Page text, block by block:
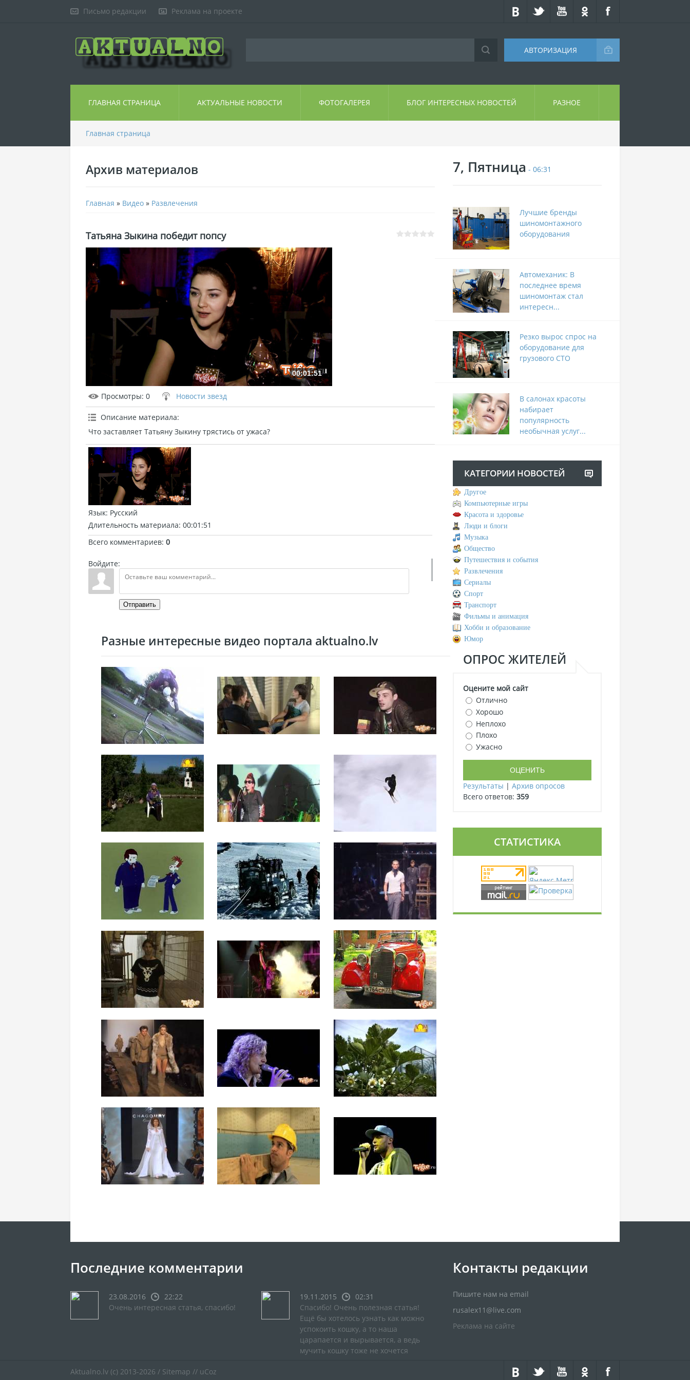
Письмо редакции Реклама на проекте
АВТОРИЗАЦИЯ
ГЛАВНАЯ СТРАНИЦА АКТУАЛЬНЫЕ НОВОСТИ ФОТОГАЛЕРЕЯ БЛОГ ИНТЕРЕСНЫХ НОВОСТЕЙ РАЗНОЕ
Главная страница
Архив материалов
Главная » Видео » Развлечения
Татьяна Зыкина победит попсу
00:01:51
Просмотры: 0 Новости звезд
Описание материала:
Что заставляет Татьяну Зыкину трястись от ужаса?
Язык: Русский
Длительность материала: 00:01:51
Всего комментариев: 0
Войдите:
Отправить
Разные интересные видео портала aktualno.lv
7, Пятница - 06:31
Лучшие бренды
шиномонтажного
оборудования
Автомеханик: В
последнее время
шиномонтаж стал
интересн...
Резко вырос спрос на
оборудование для
грузового СТО
В салонах красоты
набирает
популярность
необычная услуг...
КАТЕГОРИИ НОВОСТЕЙ
Другое
Компьютерные игры
Красота и здоровье
Люди и блоги
Музыка
Общество
Путешествия и события
Развлечения
Сериалы
Спорт
Транспорт
Фильмы и анимация
Хобби и образование
Юмор
ОПРОС ЖИТЕЛЕЙ
Оцените мой сайт
Отлично
Хорошо
Неплохо
Плохо
Ужасно
Результаты | Архив опросов
Всего ответов: 359
СТАТИСТИКА
Последние комментарии
23.08.2016
22:22
Очень интересная статья, спасибо!
19.11.2015
02:31
Спасибо! Очень полезная статья!
Ещё бы хотелось узнать как можно
успокоить кошку, а то наша
царапается и вырывается, а ведь
мучить кошку тоже не хочется
Контакты редакции
Пишите нам на email
rusalex11@live.com
Реклама на сайте
Aktualno.lv (c) 2013-2026 / Sitemap // uCoz